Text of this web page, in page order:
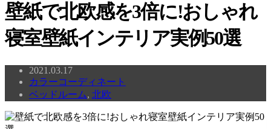
壁紙で北欧感を3倍に!おしゃれ
寝室壁紙インテリア実例50選
2021.03.17
カラーコーディネート
ベッドルーム, 北欧